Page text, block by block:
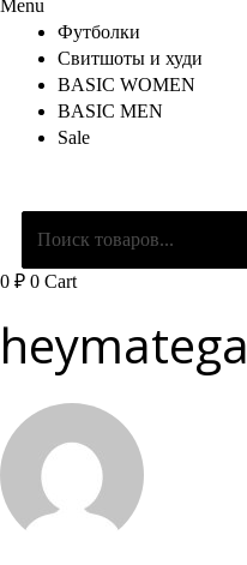
Menu
Футболки
Свитшоты и худи
BASIC WOMEN
BASIC MEN
Sale
товаров
0 ₽ 0 Cart